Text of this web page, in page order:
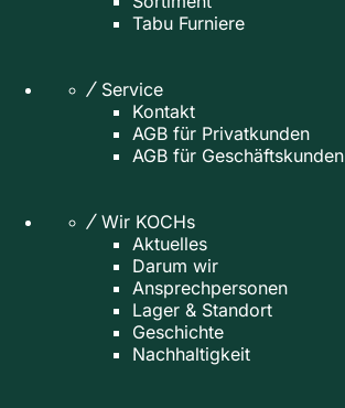
Tabu Furniere
Service
Kontakt
AGB für Privatkunden
AGB für Geschäftskunden
Wir KOCHs
Aktuelles
Darum wir
Ansprechpersonen
Lager & Standort
Geschichte
Nachhaltigkeit